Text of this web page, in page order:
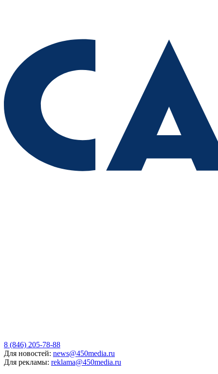
8 (846) 205-78-88
Для новостей: news@450media.ru
Для рекламы: reklama@450media.ru